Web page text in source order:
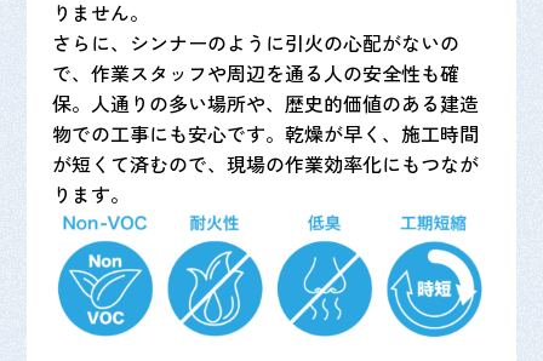
りません。
さらに、シンナーのように引火の心配がないの
で、作業スタッフや周辺を通る人の安全性も確
保。人通りの多い場所や、歴史的価値のある建造
物での工事にも安心です。乾燥が早く、施工時間
が短くて済むので、現場の作業効率化にもつなが
ります。